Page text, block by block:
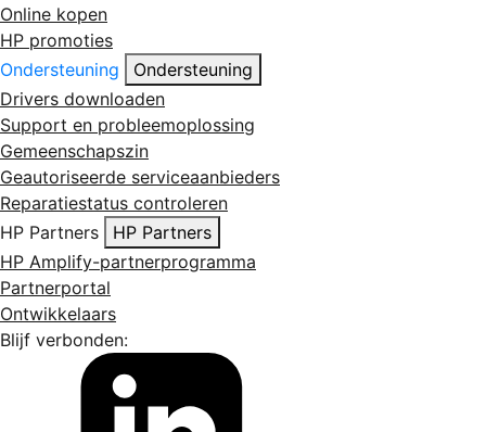
Online kopen
HP promoties
Ondersteuning
Ondersteuning
Drivers downloaden
Support en probleemoplossing
Gemeenschapszin
Geautoriseerde serviceaanbieders
Reparatiestatus controleren
HP Partners
HP Partners
HP Amplify-partnerprogramma
Partnerportal
Ontwikkelaars
Blijf verbonden: